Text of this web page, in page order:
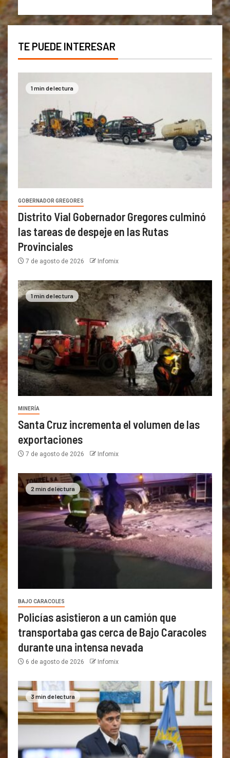
TE PUEDE INTERESAR
1 min de lectura
GOBERNADOR GREGORES
Distrito Vial Gobernador Gregores culminó
las tareas de despeje en las Rutas
Provinciales
7 de agosto de 2026 Infomix
1 min de lectura
MINERÍA
Santa Cruz incrementa el volumen de las
exportaciones
7 de agosto de 2026 Infomix
2 min de lectura
BAJO CARACOLES
Policías asistieron a un camión que
transportaba gas cerca de Bajo Caracoles
durante una intensa nevada
6 de agosto de 2026 Infomix
3 min de lectura